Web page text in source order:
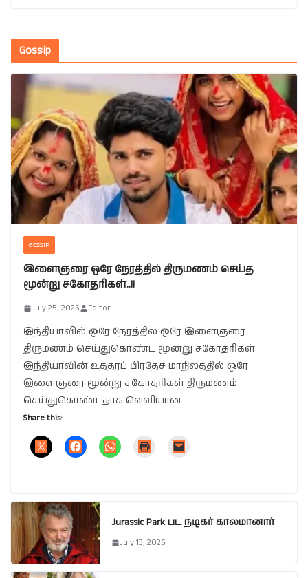
Gossip
GOSSIP
இளைஞரை ஒரே நேரத்தில் திருமணம் செய்த
மூன்று சகோதரிகள்..!!
July 25, 2026 Editor
இந்தியாவில் ஒரே நேரத்தில் ஒரே இளைஞரை
திருமணம் செய்துகொண்ட மூன்று சகோதரிகள்
இந்தியாவின் உத்தரப் பிரதேச மாநிலத்தில் ஒரே
இளைஞரை மூன்று சகோதரிகள் திருமணம்
செய்துகொண்டதாக வெளியான
Share this:
Jurassic Park பட நடிகர் காலமானார்
July 13, 2026